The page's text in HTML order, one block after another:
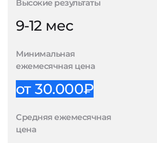
Высокие результаты
9-12 мес
Минимальная
ежемесячная цена
от 30.000₽
Средняя ежемесячная
цена